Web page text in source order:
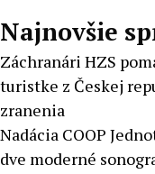
Najnovšie
Záchranári HZS
turistke z Českej
zranenia
Nadácia COOP
dve moderné